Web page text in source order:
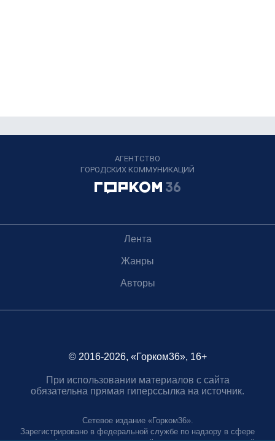
АГЕНТСТВО
ГОРОДСКИХ КОММУНИКАЦИЙ
Лента
Жанры
Авторы
© 2016-2026, «Горком36», 16+
При использовании материалов с сайта
обязательна прямая гиперссылка на источник.
Сетевое издание «Горком36».
Зарегистрировано в федеральной службе по надзору в сфере